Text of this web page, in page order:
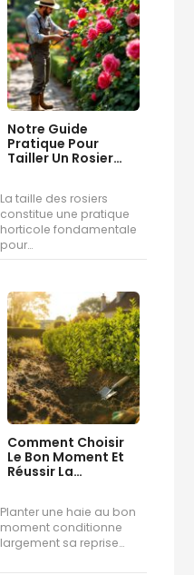
Notre Guide
Pratique Pour
Tailler Un Rosier
La taille des rosiers
constitue une pratique
horticole fondamentale
pour…
Comment Choisir
Le Bon Moment Et
Réussir La…
Planter une haie au bon
moment conditionne
largement sa reprise…